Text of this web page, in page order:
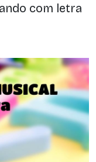
com letra